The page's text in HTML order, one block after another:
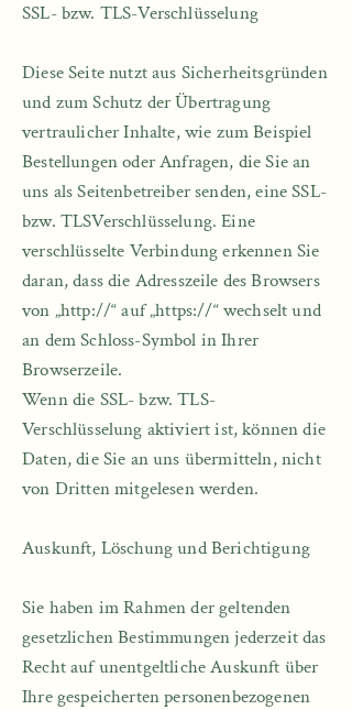
SSL- bzw. TLS-Verschlüsselung​
Diese Seite nutzt aus Sicherheitsgründen
und zum Schutz der Übertragung
vertraulicher Inhalte, wie zum Beispiel
Bestellungen oder Anfragen, die Sie an
uns als Seitenbetreiber senden, eine SSL-
bzw. TLSVerschlüsselung. Eine
verschlüsselte Verbindung erkennen Sie
daran, dass die Adresszeile des Browsers
von „http://“ auf „https://“ wechselt und
an dem Schloss-Symbol in Ihrer
Browserzeile.
Wenn die SSL- bzw. TLS-
Verschlüsselung aktiviert ist, können die
Daten, die Sie an uns übermitteln, nicht
von Dritten mitgelesen werden.​
Auskunft, Löschung und Berichtigung​
Sie haben im Rahmen der geltenden
gesetzlichen Bestimmungen jederzeit das
Recht auf unentgeltliche Auskunft über
Ihre gespeicherten personenbezogenen